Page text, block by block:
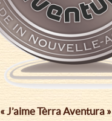
« J’aime Tèrra Aventura »